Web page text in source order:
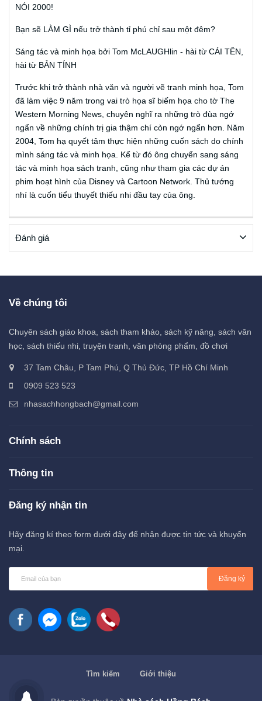
NÓI 2000!
Bạn sẽ LÀM GÌ nếu trở thành tỉ phú chỉ sau một đêm?
Sáng tác và minh họa bởi Tom McLAUGHlin - hài từ CÁI TÊN,
hài từ BẢN TÍNH
Trước khi trở thành nhà văn và người vẽ tranh minh họa, Tom
đã làm việc 9 năm trong vai trò họa sĩ biếm họa cho tờ The
Western Morning News, chuyên nghĩ ra những trò đùa ngớ
ngẩn về những chính trị gia thậm chí còn ngớ ngẩn hơn. Năm
2004, Tom hạ quyết tâm thực hiện những cuốn sách do chính
mình sáng tác và minh họa. Kể từ đó ông chuyển sang sáng
tác và minh họa sách tranh, cũng như tham gia các dự án
phim hoạt hình của Disney và Cartoon Network. Thủ tướng
nhí là cuốn tiểu thuyết thiếu nhi đầu tay của ông.
Đánh giá
Về chúng tôi
Chuyên sách giáo khoa, sách tham khảo, sách kỹ năng, sách văn
học, sách thiếu nhi, truyện tranh, văn phòng phẩm, đồ chơi
37 Tam Châu, P Tam Phú, Q Thủ Đức, TP Hồ Chí Minh
0909 523 523
nhasachhongbach@gmail.com
Chính sách
Thông tin
Đăng ký nhận tin
Hãy đăng kí theo form dưới đây để nhận được tin tức và khuyến
mại.
Đăng ký
Tìm kiếm Giới thiệu